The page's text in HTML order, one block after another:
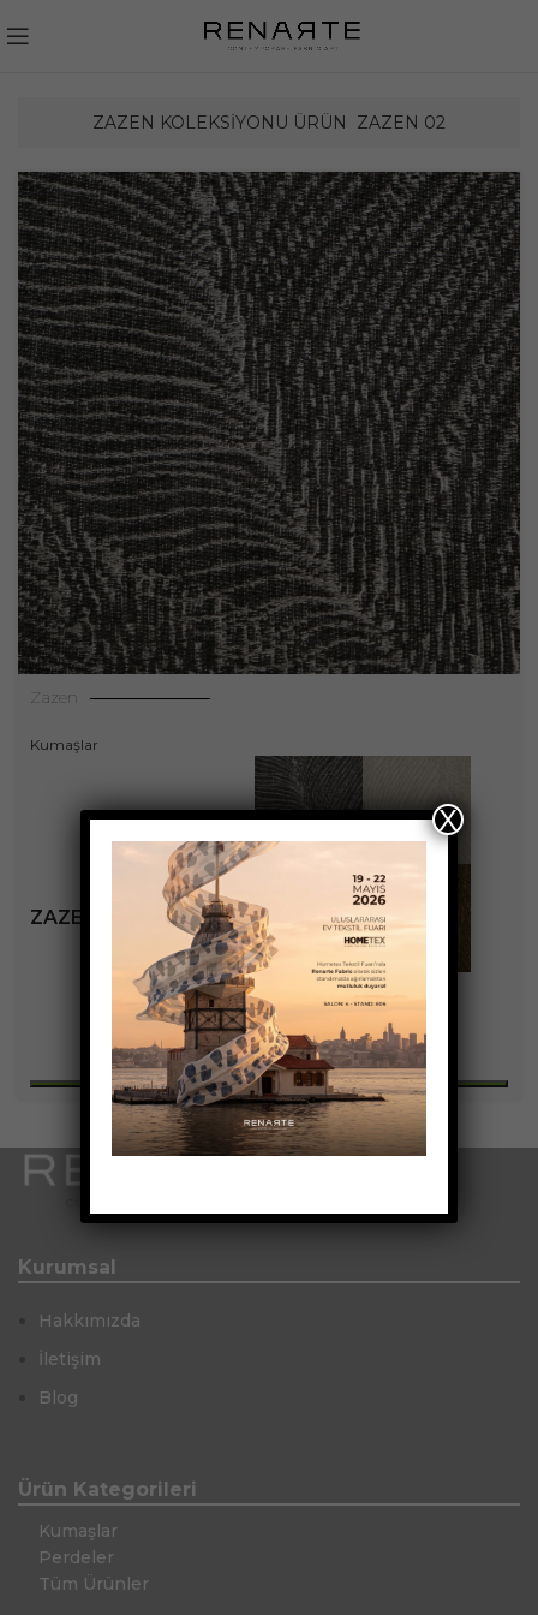
ZAZEN KOLEKSIYONU ÜRÜN ZAZEN 02
Zazen
Kumaşlar
ZAZEN KOLEKSIYONU
+2
Kurumsal
Hakkımızda
İletişim
Blog
Ürün Kategorileri
Kumaşlar
Perdeler
Tüm Ürünler
X